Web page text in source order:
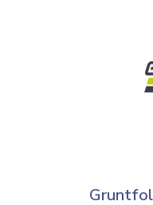
Gruntfol